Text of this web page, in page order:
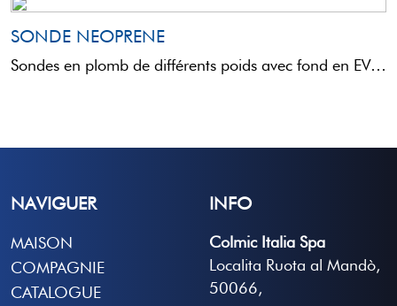
SONDE NEOPRENE
Sondes en plomb de différents poids avec fond en EVA, utiles pour positionner l'hameçon. Très précises et ...
NAVIGUER
MAISON
COMPAGNIE
CATALOGUE
INFO
Colmic Italia Spa
Localita Ruota al Mandò,
50066,